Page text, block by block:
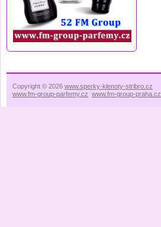
Copyright © 2026 www.sperky-klenoty-stribro.cz
www.fm-group-parfemy.cz www.fm-group-praha.cz